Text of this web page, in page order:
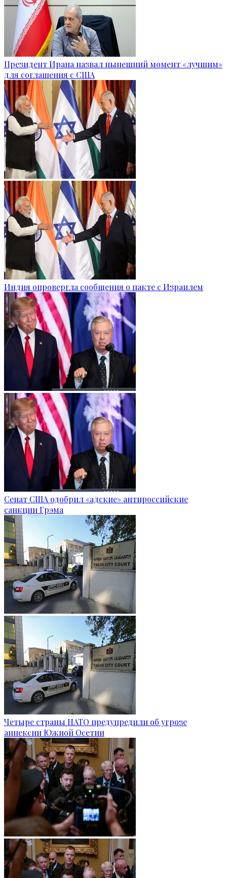
Президент Ирана назвал нынешний момент «лучшим»
для соглашения с США
Индия опровергла сообщения о пакте с Израилем
Сенат США одобрил «адские» антироссийские
санкции Грэма
Четыре страны НАТО предупредили об угрозе
аннексии Южной Осетии